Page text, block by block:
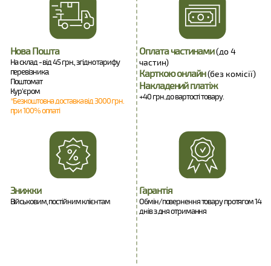
Нова Пошта
На склад - від 45 грн., згідно тарифу
перевізника.
Поштомат
Кур'єром
*Безкоштовна доставка від 3000 грн.
при 100% оплаті
Оплата частинами(до 4
частин)
Карткою онлайн(без комісії)
Накладений платіж
+40 грн. до вартості товару.
Знижки
Військовим, постійним клієнтам
Гарантія
Обмін/повернення товару протягом 14
днів з дня отримання